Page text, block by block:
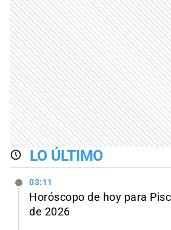
LO ÚLTIMO
03:11
Horóscopo de hoy para
de 2026